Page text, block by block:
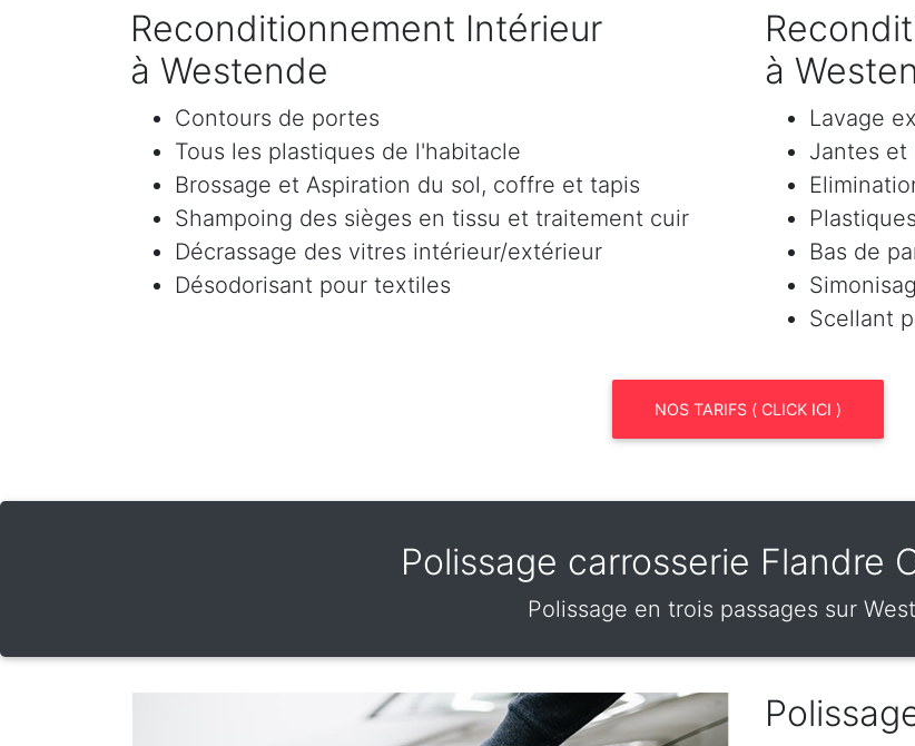
Reconditionnement Intérieur
à Westende
Contours de portes
Tous les plastiques de l'habitacle
Brossage et Aspiration du sol, coffre et tapis
Shampoing des sièges en tissu et traitement cuir
Décrassage des vitres intérieur/extérieur
Désodorisant pour textiles
à
Lavage
Jantes et
Bas de
Scellant
NOS TARIFS ( CLICK ICI )
Polissage carrosserie Flandre
Polissage en trois passages sur